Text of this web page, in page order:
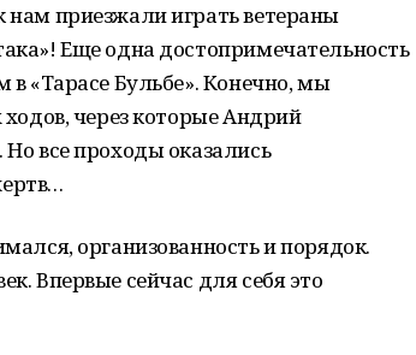
приезжали играть ветераны
Еще одна достопримечательность
в «Тарасе Бульбе». Конечно, мы
ходов, через которые Андрий
все проходы оказались
организованность и порядок.
Впервые сейчас для себя это